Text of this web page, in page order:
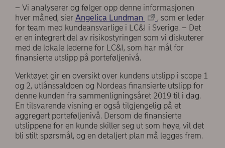
– Vi analyserer og følger opp denne informasjonen
hver måned, sier Angelica Lundman
, som er leder
for team med kundeansvarlige i LC&I i Sverige. – Det
er en integrert del av risikostyringen som vi diskuterer
med de lokale lederne for LC&I, som har mål for
finansierte utslipp på porteføljenivå.
Verktøyet gir en oversikt over kundens utslipp i scope 1
og 2, utlånssaldoen og Nordeas finansierte utslipp for
denne kunden fra sammenligningsåret 2019 til i dag.
En tilsvarende visning er også tilgjengelig på et
aggregert porteføljenivå. Dersom de finansierte
utslippene for en kunde skiller seg ut som høye, vil det
bli stilt spørsmål, og en detaljert plan må legges frem.